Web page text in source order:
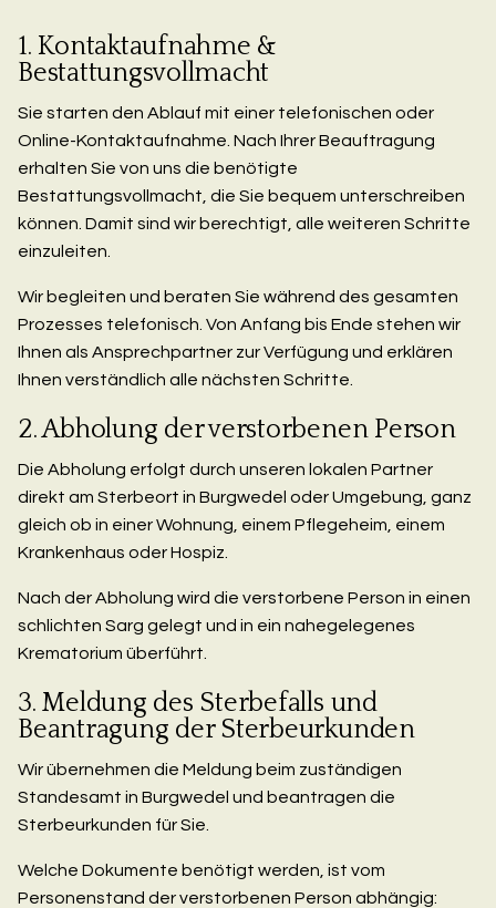
1. Kontaktaufnahme &
Bestattungsvollmacht
Sie starten den Ablauf mit einer telefonischen oder
Online-Kontaktaufnahme. Nach Ihrer Beauftragung
erhalten Sie von uns die benötigte
Bestattungsvollmacht, die Sie bequem unterschreiben
können. Damit sind wir berechtigt, alle weiteren Schritte
einzuleiten.
Wir begleiten und beraten Sie während des gesamten
Prozesses telefonisch. Von Anfang bis Ende stehen wir
Ihnen als Ansprechpartner zur Verfügung und erklären
Ihnen verständlich alle nächsten Schritte.
2. Abholung der verstorbenen Person
Die Abholung erfolgt durch unseren lokalen Partner
direkt am Sterbeort in Burgwedel oder Umgebung, ganz
gleich ob in einer Wohnung, einem Pflegeheim, einem
Krankenhaus oder Hospiz.
Nach der Abholung wird die verstorbene Person in einen
schlichten Sarg gelegt und in ein nahegelegenes
Krematorium überführt.
3. Meldung des Sterbefalls und
Beantragung der Sterbeurkunden
Wir übernehmen die Meldung beim zuständigen
Standesamt in Burgwedel und beantragen die
Sterbeurkunden für Sie.
Welche Dokumente benötigt werden, ist vom
Personenstand der verstorbenen Person abhängig: